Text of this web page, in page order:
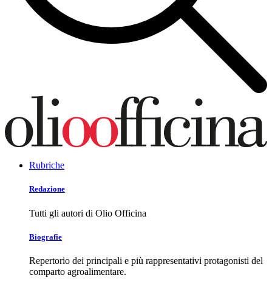
Rubriche
Redazione
Tutti gli autori di Olio Officina
Biografie
Repertorio dei principali e più rappresentativi protagonisti del
comparto agroalimentare.